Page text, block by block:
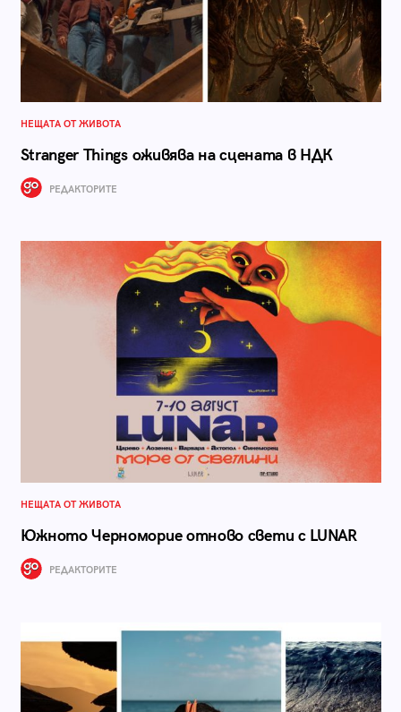
НЕЩАТА ОТ ЖИВОТА
Stranger Things оживява на сцената в НДК
РЕДАКТОРИТЕ
НЕЩАТА ОТ ЖИВОТА
Южното Черноморие отново свети с LUNAR
РЕДАКТОРИТЕ